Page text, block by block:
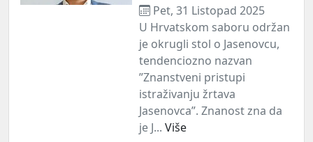
Pet, 31 Listopad 2025
U Hrvatskom saboru održan
je okrugli stol o Jasenovcu,
tendenciozno nazvan
”Znanstveni pristupi
istraživanju žrtava
Jasenovca”. Znanost zna da
je J... Više